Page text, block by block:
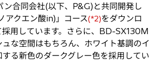
ン合同会社(以下、P&G)と共同開発し
アクエン酸in)」コース(*2)をダウンロ
採用しています。さらに、BD-SX130M
な空間はもちろん、ホワイト基調のイ
する新色のダークグレー色を採用してい